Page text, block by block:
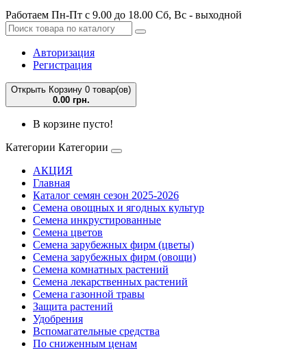
Работаем Пн-Пт с 9.00 до 18.00 Сб, Вс - выходной
Авторизация
Регистрация
Открыть Корзину 0 товар(ов)
0.00 грн.
В корзине пусто!
Категории Категории
АКЦИЯ
Главная
Каталог семян сезон 2025-2026
Семена овощных и ягодных культур
Семена инкрустированные
Семена цветов
Семена зарубежных фирм (цветы)
Семена зарубежных фирм (овощи)
Семена комнатных растений
Семена лекарственных растений
Семена газонной травы
Защита растений
Удобрения
Вспомагательные средства
По сниженным ценам